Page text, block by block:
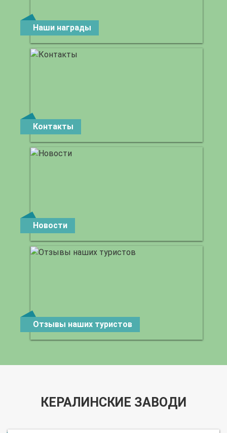
Наши награды
Контакты
Новости
Отзывы наших туристов
КЕРАЛИНСКИЕ ЗАВОДИ